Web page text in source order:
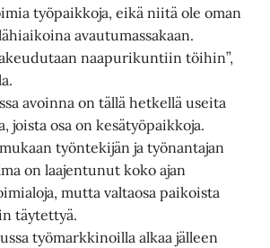
työpaikkoja, eikä niitä ole oman
avautumassakaan.
naapurikuntiin töihin”,
avoinna on tällä hetkellä useita
joista osa on kesätyöpaikkoja.
työntekijän ja työnantajan
on laajentunut koko ajan
mutta valtaosa paikoista
täytettyä.
työmarkkinoilla alkaa jälleen